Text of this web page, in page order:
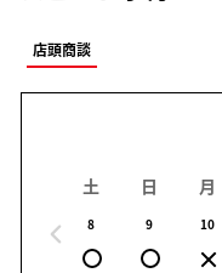
店頭商談
土
8
日
9
月
10